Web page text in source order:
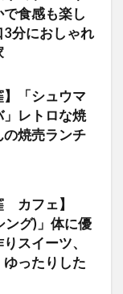
で食感も楽し
3分におしゃれ
】「シュウマ
」レトロな焼
の焼売ランチ
カフェ】
ング)」体に優
スイーツ、
ゆったりした